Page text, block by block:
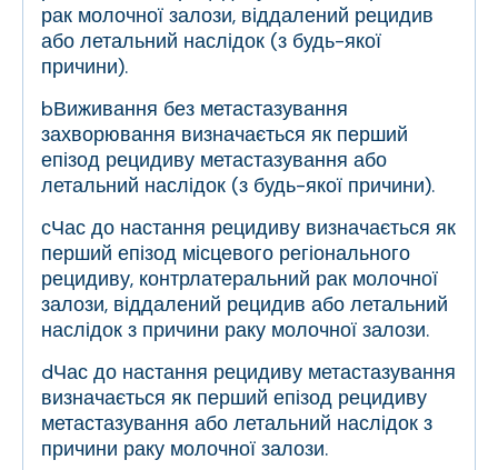
рак молочної залози, віддалений рецидив
або летальний наслідок (з будь-якої
причини).
bВиживання без метастазування
захворювання визначається як перший
епізод рецидиву метастазування або
летальний наслідок (з будь-якої причини).
сЧас до настання рецидиву визначається як
перший епізод місцевого регіонального
рецидиву, контрлатеральний рак молочної
залози, віддалений рецидив або летальний
наслідок з причини раку молочної залози.
dЧас до настання рецидиву метастазування
визначається як перший епізод рецидиву
метастазування або летальний наслідок з
причини раку молочної залози.